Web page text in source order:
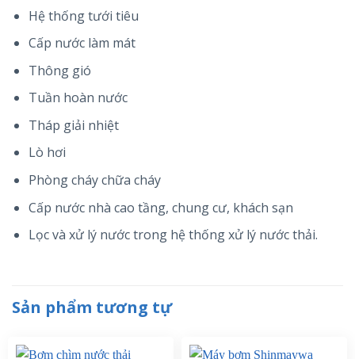
Hệ thống tưới tiêu
Cấp nước làm mát
Thông gió
Tuần hoàn nước
Tháp giải nhiệt
Lò hơi
Phòng cháy chữa cháy
Cấp nước nhà cao tầng, chung cư, khách sạn
Lọc và xử lý nước trong hệ thống xử lý nước thải.
Sản phẩm tương tự